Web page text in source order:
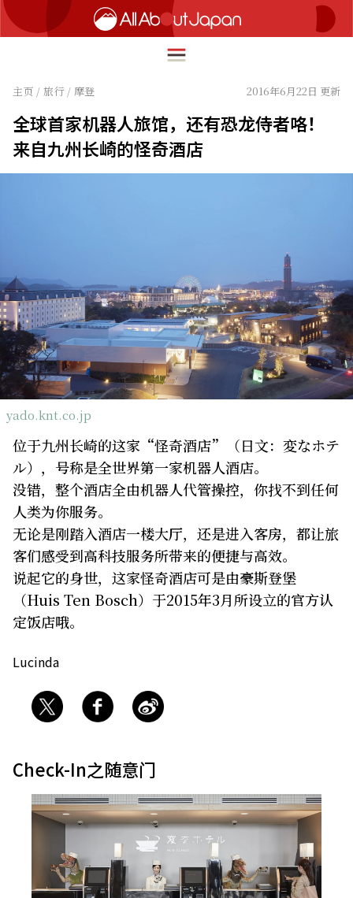
简体中文
한국어
日本語
HOME
热点
生活
关于我们 网站政策
主页 / 旅行 / 摩登 2016年6月22日 更新
全球首家机器人旅馆，还有恐龙侍者咯！
来自九州长崎的怪奇酒店
yado.knt.co.jp
位于九州长崎的这家“怪奇酒店”（日文：変なホテ
ル），号称是全世界第一家机器人酒店。
没错，整个酒店全由机器人代管操控，你找不到任何
人类为你服务。
无论是刚踏入酒店一楼大厅，还是进入客房，都让旅
客们感受到高科技服务所带来的便捷与高效。
说起它的身世，这家怪奇酒店可是由豪斯登堡
（Huis Ten Bosch）于2015年3月所设立的官方认
定饭店哦。
Lucinda
Check-In之随意门